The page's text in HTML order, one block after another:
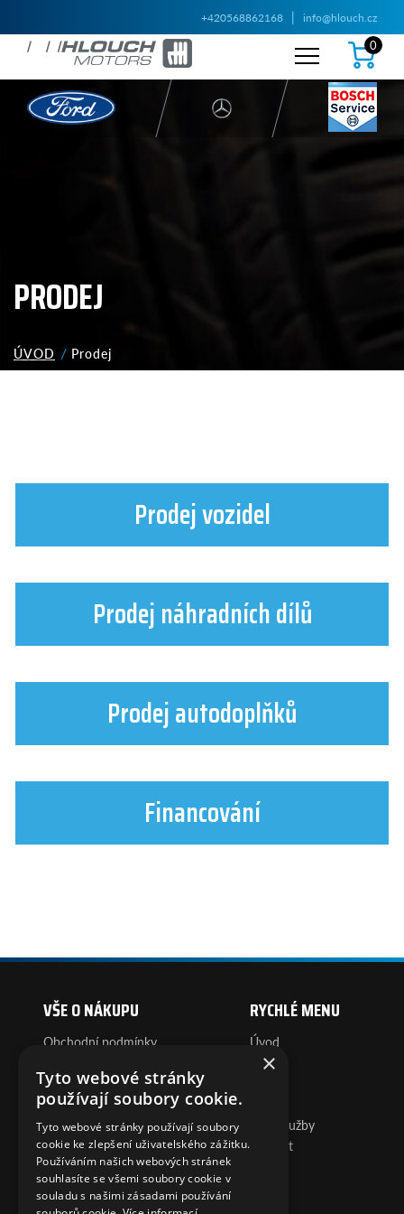
+420568862168 | info@hlouch.cz
0
PRODEJ
ÚVOD Prodej
Prodej vozidel
Prodej náhradních dílů
Prodej autodoplňků
Financování
VŠE O NÁKUPU
Obchodní podmínky
Dopravy a platby
FAQ
GDPR
Cookies
RYCHLÉ MENU
Úvod
O nás
Další služby
Kontakt
KONTAKT
×
Tyto webové stránky
používají soubory cookie.
Tyto webové stránky používají soubory
cookie ke zlepšení uživatelského zážitku.
Používáním našich webových stránek
souhlasíte se všemi soubory cookie v
souladu s našimi zásadami používání